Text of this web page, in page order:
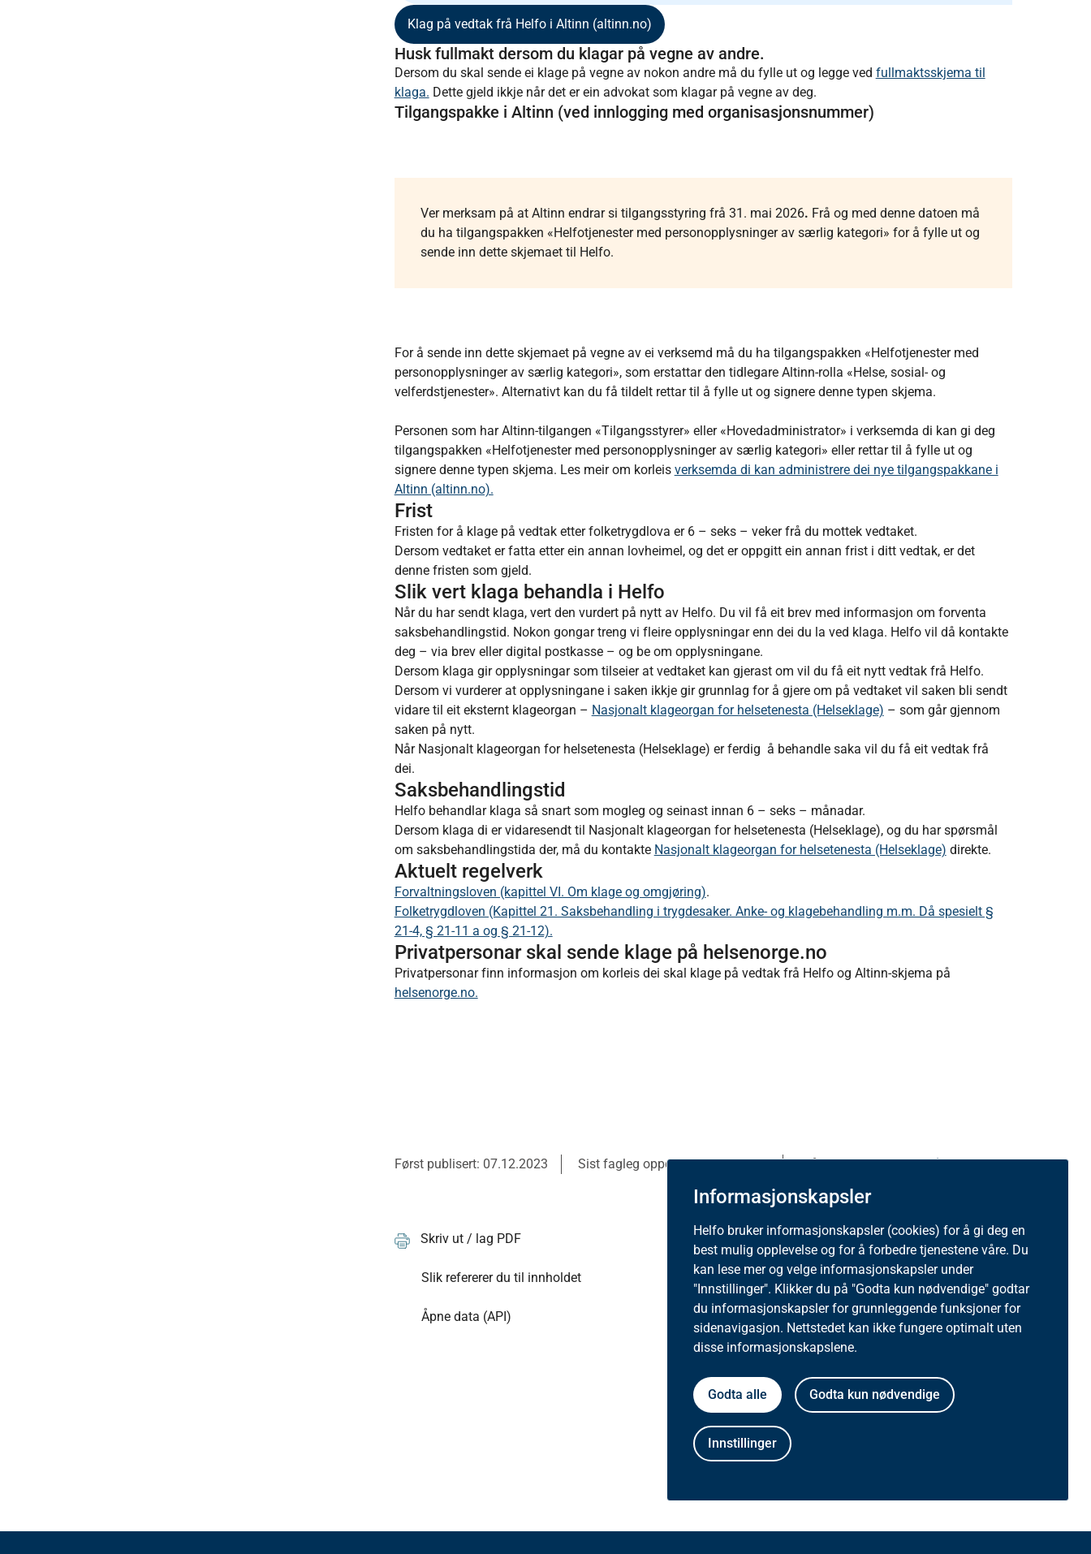
Informasjonskapsler
Helfo bruker informasjonskapsler (cookies) for å gi deg en
best mulig opplevelse og for å forbedre tjenestene våre. Du
kan lese mer og velge informasjonskapsler under
"Innstillinger". Klikker du på "Godta kun nødvendige" godtar
du informasjonskapsler for grunnleggende funksjoner for
sidenavigasjon. Nettstedet kan ikke fungere optimalt uten
disse informasjonskapslene.
Godta alle Godta kun nødvendige
Innstillinger
Klag på vedtak frå Helfo i Altinn (altinn.no)
Husk fullmakt dersom du klagar på vegne av andre.
Dersom du skal sende ei klage på vegne av nokon andre må du fylle ut og legge ved fullmaktsskjema til
klaga. Dette gjeld ikkje når det er ein advokat som klagar på vegne av deg.
Tilgangspakke i Altinn (ved innlogging med organisasjonsnummer)
Ver merksam på at Altinn endrar si tilgangsstyring frå 31. mai 2026. Frå og med denne datoen må
du ha tilgangspakken «Helfotjenester med personopplysninger av særlig kategori» for å fylle ut og
sende inn dette skjemaet til Helfo.
For å sende inn dette skjemaet på vegne av ei verksemd må du ha tilgangspakken «Helfotjenester med
personopplysninger av særlig kategori», som erstattar den tidlegare Altinn-rolla «Helse, sosial- og
velferdstjenester». Alternativt kan du få tildelt rettar til å fylle ut og signere denne typen skjema.
Personen som har Altinn-tilgangen «Tilgangsstyrer» eller «Hovedadministrator» i verksemda di kan gi deg
tilgangspakken «Helfotjenester med personopplysninger av særlig kategori» eller rettar til å fylle ut og
signere denne typen skjema. Les meir om korleis verksemda di kan administrere dei nye tilgangspakkane i
Altinn (altinn.no).
Frist
Fristen for å klage på vedtak etter folketrygdlova er 6 – seks – veker frå du mottek vedtaket.
Dersom vedtaket er fatta etter ein annan lovheimel, og det er oppgitt ein annan frist i ditt vedtak, er det
denne fristen som gjeld.
Slik vert klaga behandla i Helfo
Når du har sendt klaga, vert den vurdert på nytt av Helfo. Du vil få eit brev med informasjon om forventa
saksbehandlingstid. Nokon gongar treng vi fleire opplysningar enn dei du la ved klaga. Helfo vil då kontakte
deg – via brev eller digital postkasse – og be om opplysningane.
Dersom klaga gir opplysningar som tilseier at vedtaket kan gjerast om vil du få eit nytt vedtak frå Helfo.
Dersom vi vurderer at opplysningane i saken ikkje gir grunnlag for å gjere om på vedtaket vil saken bli sendt
vidare til eit eksternt klageorgan – Nasjonalt klageorgan for helsetenesta (Helseklage) – som går gjennom
saken på nytt.
Når Nasjonalt klageorgan for helsetenesta (Helseklage) er ferdig å behandle saka vil du få eit vedtak frå
dei.
Saksbehandlingstid
Helfo behandlar klaga så snart som mogleg og seinast innan 6 – seks – månadar.
Dersom klaga di er vidaresendt til Nasjonalt klageorgan for helsetenesta (Helseklage), og du har spørsmål
om saksbehandlingstida der, må du kontakte Nasjonalt klageorgan for helsetenesta (Helseklage) direkte.
Aktuelt regelverk
Forvaltningsloven (kapittel VI. Om klage og omgjøring).
Folketrygdloven (Kapittel 21. Saksbehandling i trygdesaker. Anke- og klagebehandling m.m. Då spesielt §
21-4, § 21-11 a og § 21-12).
Privatpersonar skal sende klage på helsenorge.no
Privatpersonar finn informasjon om korleis dei skal klage på vedtak frå Helfo og Altinn-skjema på
helsenorge.no.
Først publisert: 07.12.2023 Sist fagleg oppdatert: 20.05.2026 Sjå tidlegare versjonar
Skriv ut / lag PDF
Slik refererer du til innholdet
Åpne data (API)